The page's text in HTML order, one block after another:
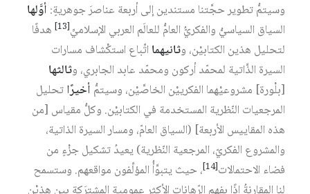
وسيتمُّ تطوير حجَّتنا مستندين إلى أربعة عناصرَ جوهريةٍ: أوَّلها
السياق السياسيُّ والفكريُّ العامُّ للعالَم العربي الإسلاميِّ‏[13]
هدفًا
لتحليل هذين الكتابيْن، وثانيهما اتِّباع استكْشاف مسارات
السيرة الذَّاتية لمحمّد أركون ومحمّد عابد الجابري، وثالثها
[بلْورة] مشروعيْهما الفكرييْن الخاصَّيْن، وسيتمُّ أخيرًاتحليل
المرجعيات النّظرية المستخدمة في الكتابيْن. وكلُّ مقياس [من
هذه المقاييس الأربعة] (السياق العامّ، ومسار السيرة الذاتية،
والمشروع الفكريّ، المرجعية النّظرية) يعيدُ تشكيل جزْءٍ من
فضاء الاحتمالات‏[14]
، حيث يتبوَّأُ المؤلِّفون مواقعهم. وستسمح